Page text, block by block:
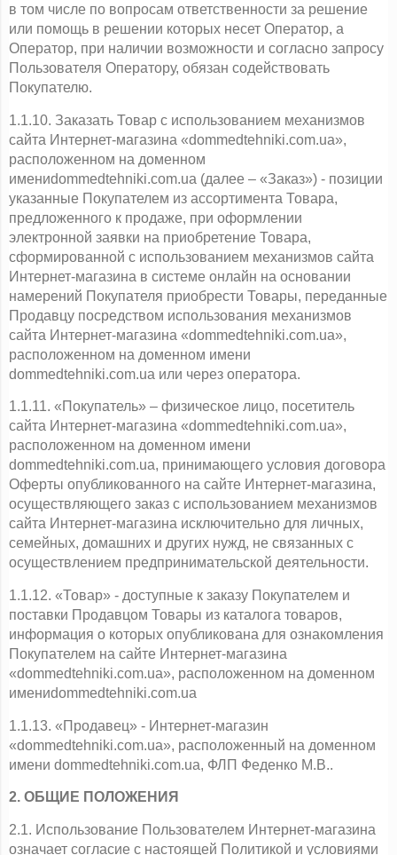
в том числе по вопросам ответственности за решение
или помощь в решении которых несет Оператор, а
Оператор, при наличии возможности и согласно запросу
Пользователя Оператору, обязан содействовать
Покупателю.
1.1.10. Заказать Товар с использованием механизмов
сайта Интернет-магазина «dommedtehniki.com.ua»,
расположенном на доменном
имениdommedtehniki.com.ua (далее – «Заказ») - позиции
указанные Покупателем из ассортимента Товара,
предложенного к продаже, при оформлении
электронной заявки на приобретение Товара,
сформированной с использованием механизмов сайта
Интернет-магазина в системе онлайн на основании
намерений Покупателя приобрести Товары, переданные
Продавцу посредством использования механизмов
сайта Интернет-магазина «dommedtehniki.com.ua»,
расположенном на доменном имени
dommedtehniki.com.ua или через оператора.
1.1.11. «Покупатель» – физическое лицо, посетитель
сайта Интернет-магазина «dommedtehniki.com.ua»,
расположенном на доменном имени
dommedtehniki.com.ua, принимающего условия договора
Оферты опубликованного на сайте Интернет-магазина,
осуществляющего заказ с использованием механизмов
сайта Интернет-магазина исключительно для личных,
семейных, домашних и других нужд, не связанных с
осуществлением предпринимательской деятельности.
1.1.12. «Товар» - доступные к заказу Покупателем и
поставки Продавцом Товары из каталога товаров,
информация о которых опубликована для ознакомления
Покупателем на сайте Интернет-магазина
«dommedtehniki.com.ua», расположенном на доменном
имениdommedtehniki.com.ua
1.1.13. «Продавец» - Интернет-магазин
«dommedtehniki.com.ua», расположенный на доменном
имени dommedtehniki.com.ua, ФЛП Феденко М.В..
2. ОБЩИЕ ПОЛОЖЕНИЯ
2.1. Использование Пользователем Интернет-магазина
означает согласие с настоящей Политикой и условиями